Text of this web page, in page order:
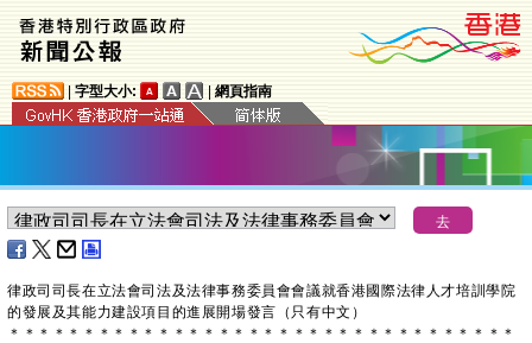
字型大小: 網頁指南
律政司司長在立法會司法及法律事務委員會會議就香港國際法律人才培訓學院
的發展及其能力建設項目的進展開場發言（只有中文）
＊ ＊ ＊ ＊ ＊ ＊ ＊ ＊ ＊ ＊ ＊ ＊ ＊ ＊ ＊ ＊ ＊ ＊ ＊ ＊ ＊ ＊ ＊ ＊ ＊ ＊ ＊ ＊ ＊ ＊ ＊ ＊ ＊ ＊